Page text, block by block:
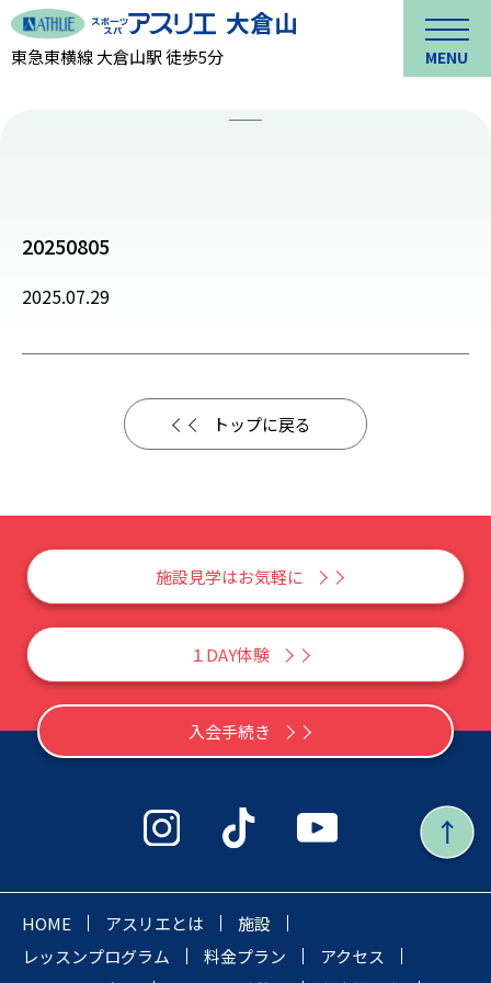
東急東横線 大倉山駅 徒歩5分 MENU
20250805
2025.07.29
トップに戻る
施設見学はお気軽に
１DAY体験
入会手続き
HOME アスリエとは
施設
レッスンプログラム
料金プラン
アクセス